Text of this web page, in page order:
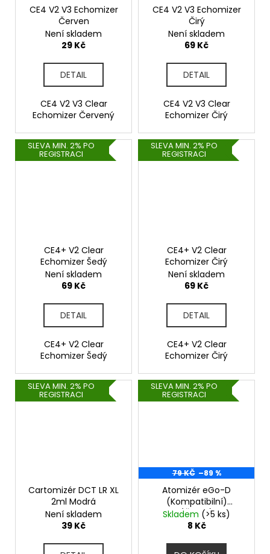
CE4 V2 V3 Echomizer
Červen
Není skladem
29 Kč
DETAIL
CE4 V2 V3 Clear
Echomizer Červený
CE4 V2 V3 Echomizer
Čirý
Není skladem
69 Kč
DETAIL
CE4 V2 V3 Clear
Echomizer Čirý
SLEVA MIN. 2% PO
REGISTRACI
CE4+ V2 Clear
Echomizer Šedý
Není skladem
69 Kč
DETAIL
CE4+ V2 Clear
Echomizer Šedý
SLEVA MIN. 2% PO
REGISTRACI
CE4+ V2 Clear
Echomizer Čirý
Není skladem
69 Kč
DETAIL
CE4+ V2 Clear
Echomizer Čirý
SLEVA MIN. 2% PO
REGISTRACI
Cartomizér DCT LR XL
2ml Modrá
Není skladem
39 Kč
SLEVA MIN. 2% PO
REGISTRACI
79 KČ –89 %
Atomizér eGo-D
(Kompatibilní)
(Černý)
Skladem (>5 ks)
8 Kč